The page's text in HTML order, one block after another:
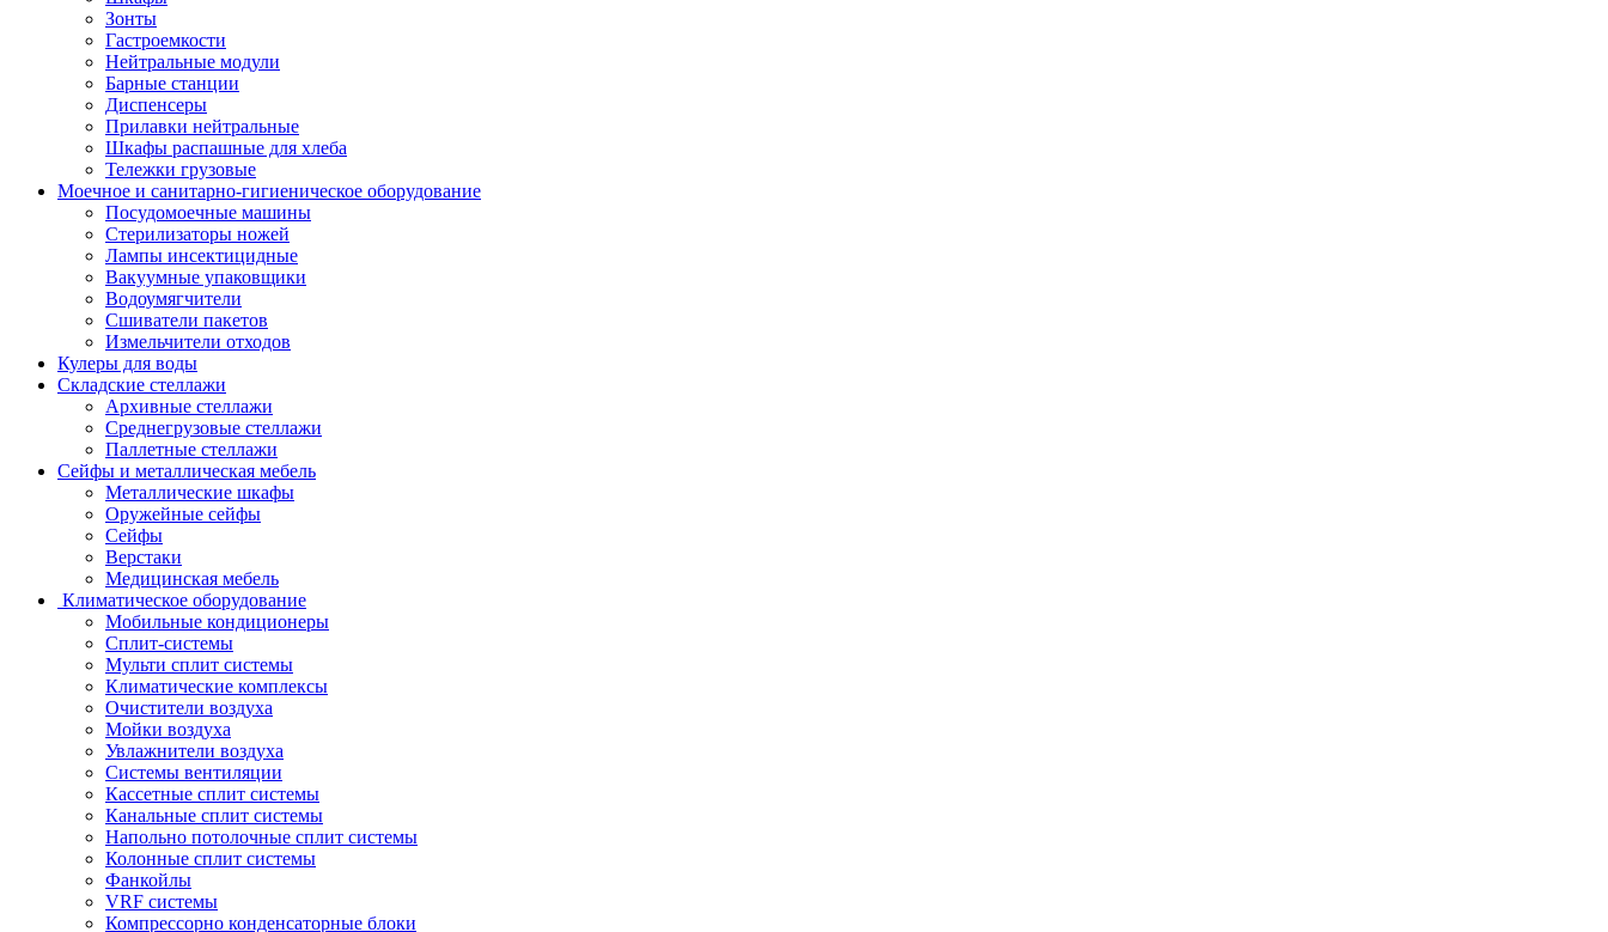
Зонты
Гастроемкости
Нейтральные модули
Барные станции
Диспенсеры
Прилавки нейтральные
Шкафы распашные для хлеба
Тележки грузовые
Моечное и санитарно-гигиеническое оборудование
Посудомоечные машины
Стерилизаторы ножей
Лампы инсектицидные
Вакуумные упаковщики
Водоумягчители
Сшиватели пакетов
Измельчители отходов
Кулеры для воды
Складские стеллажи
Архивные стеллажи
Среднегрузовые стеллажи
Паллетные стеллажи
Сейфы и металлическая мебель
Металлические шкафы
Оружейные сейфы
Сейфы
Верстаки
Медицинская мебель
Климатическое оборудование
Мобильные кондиционеры
Сплит-системы
Мульти сплит системы
Климатические комплексы
Очистители воздуха
Мойки воздуха
Увлажнители воздуха
Системы вентиляции
Кассетные сплит системы
Канальные сплит системы
Напольно потолочные сплит системы
Колонные сплит системы
Фанкойлы
VRF системы
Компрессорно конденсаторные блоки